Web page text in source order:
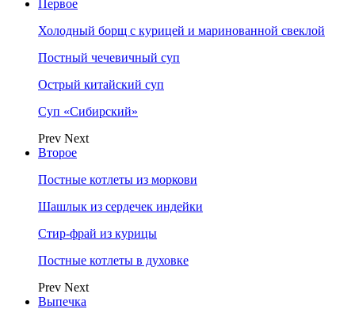
Первое
Холодный борщ с курицей и маринованной свеклой
Постный чечевичный суп
Острый китайский суп
Суп «Сибирский»
Prev Next
Второе
Постные котлеты из моркови
Шашлык из сердечек индейки
Стир-фрай из курицы
Постные котлеты в духовке
Prev Next
Выпечка